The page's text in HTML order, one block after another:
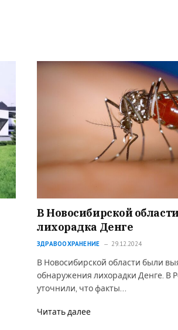
В Новосибирской
лихорадка Денге
ЗДРАВООХРАНЕНИЕ 29.12.2024
В Новосибирской области были
обнаружения лихорадки Денге. В
уточнили, что факты…
Читать далее